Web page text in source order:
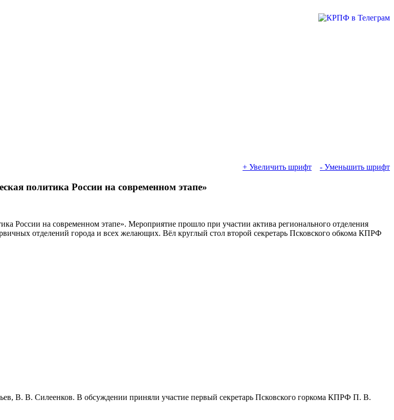
+ Увеличить шрифт - Уменьшить шрифт
политика России на современном этапе»
России на современном этапе». Мероприятие прошло при участии актива регионального отделения
отделений города и всех желающих. Вёл круглый стол второй секретарь Псковского обкома КПРФ
В. В. Силеенков. В обсуждении приняли участие первый секретарь Псковского горкома КПРФ П. В.